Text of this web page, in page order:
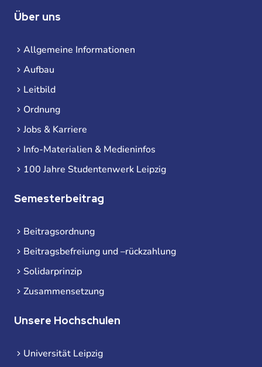
Über uns
Allgemeine Informationen
Aufbau
Leitbild
Ordnung
Jobs & Karriere
Info-Materialien & Medieninfos
100 Jahre Studentenwerk Leipzig
Semesterbeitrag
Beitragsordnung
Beitragsbefreiung und –rückzahlung
Solidarprinzip
Zusammensetzung
Unsere Hochschulen
Universität Leipzig